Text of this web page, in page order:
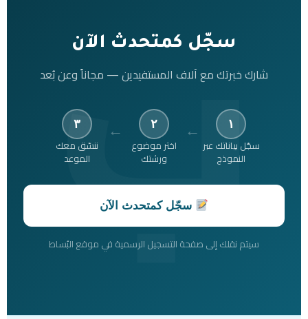
سجّل كمتحدث الآن
شارك خبرتك مع آلاف المستفيدين — مجاناً وعن بُعد
١
سجّل بياناتك عبر
النموذج
← ٢
اختر موضوع
ورشتك
← ٣
ننسّق معك
الموعد
سجّل كمتحدث الآن
سيتم نقلك إلى صفحة التسجيل الرسمية في موقع البُساط